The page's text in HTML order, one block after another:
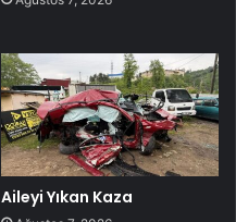
Aileyi Yıkan Kaza